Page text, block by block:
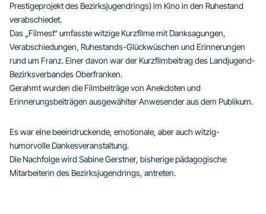
Prestigeprojekt des Bezirksjugendrings) im Kino in den Ruhestand
verabschiedet.
Das „Filmest“ umfasste witzige Kurzfilme mit Danksagungen,
Verabschiedungen, Ruhestands-Glückwüschen und Erinnerungen
rund um Franz. Einer davon war der Kurzfilmbeitrag des Landjugend-
Bezirksverbandes Oberfranken.
Gerahmt wurden die Filmbeiträge von Anekdoten und
Erinnerungsbeiträgen ausgewählter Anwesender aus dem Publikum.
Es war eine beeindruckende, emotionale, aber auch witzig-
humorvolle Dankesveranstaltung.
Die Nachfolge wird Sabine Gerstner, bisherige pädagogische
Mitarbeiterin des Bezirksjugendrings, antreten.